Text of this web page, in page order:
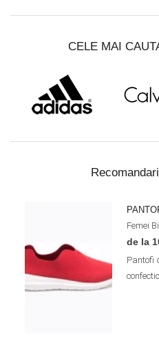
CELE MAI
Femei
de la
Pantofi